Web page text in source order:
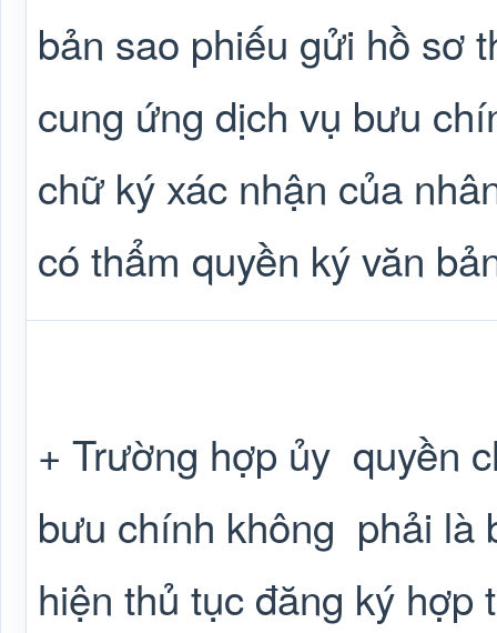
bản sao phiếu gửi hồ sơ
cung ứng dịch vụ bưu
chữ ký xác nhận của
có thẩm quyền ký văn
+ Trường hợp ủy quyền
bưu chính không phải là
hiện thủ tục đăng ký hợp